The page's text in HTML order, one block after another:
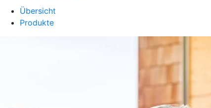
Übersicht
Produkte